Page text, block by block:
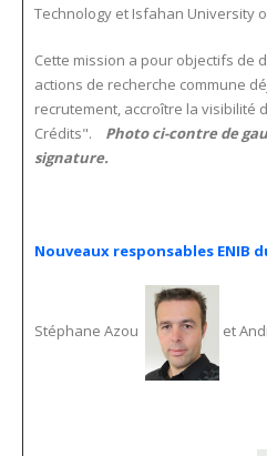
Technology et Isfahan University
Cette mission a pour objectifs de
actions de recherche commune
recrutement, accroître la visibilité
Crédits". Photo ci-contre de
signature.
Nouveaux responsables ENIB
Stéphane Azou et